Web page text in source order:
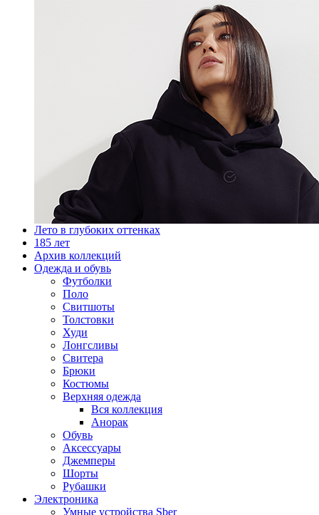
Лето в глубоких оттенках
185 лет
Архив коллекций
Одежда и обувь
Футболки
Поло
Свитшоты
Толстовки
Худи
Лонгсливы
Свитера
Брюки
Костюмы
Верхняя одежда
Вся коллекция
Анорак
Обувь
Аксессуары
Джемперы
Шорты
Рубашки
Электроника
Умные устройства Sber